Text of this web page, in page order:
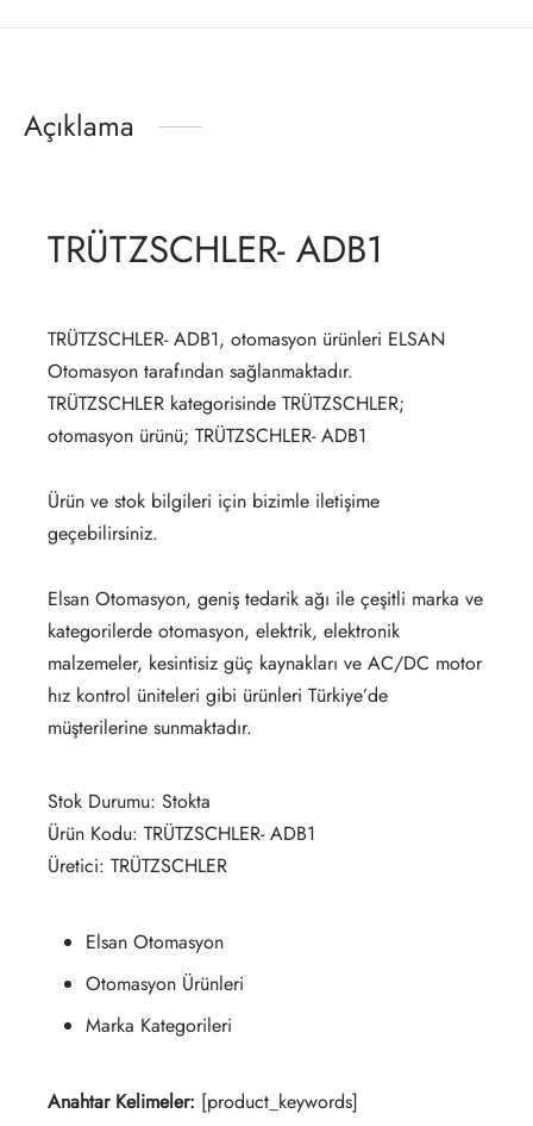
Açıklama
TRÜTZSCHLER- ADB1
TRÜTZSCHLER- ADB1, otomasyon ürünleri ELSAN
Otomasyon tarafından sağlanmaktadır.
TRÜTZSCHLER kategorisinde TRÜTZSCHLER;
otomasyon ürünü; TRÜTZSCHLER- ADB1
Ürün ve stok bilgileri için bizimle iletişime
geçebilirsiniz.
Elsan Otomasyon, geniş tedarik ağı ile çeşitli marka ve
kategorilerde otomasyon, elektrik, elektronik
malzemeler, kesintisiz güç kaynakları ve AC/DC motor
hız kontrol üniteleri gibi ürünleri Türkiye’de
müşterilerine sunmaktadır.
Stok Durumu: Stokta
Ürün Kodu: TRÜTZSCHLER- ADB1
Üretici: TRÜTZSCHLER
Elsan Otomasyon
Otomasyon Ürünleri
Marka Kategorileri
Anahtar Kelimeler: [product_keywords]